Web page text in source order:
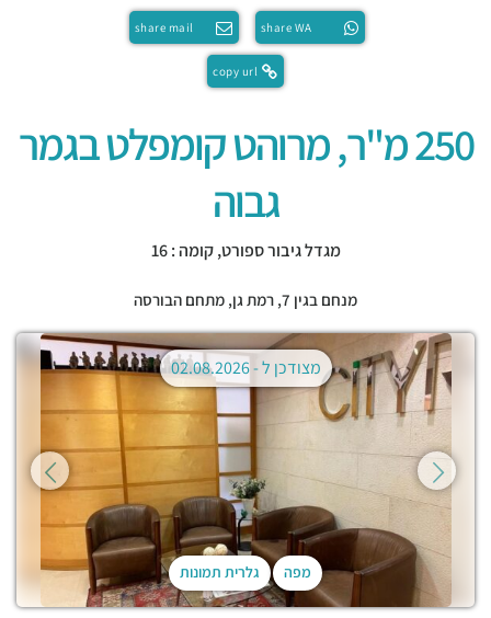
share WA
share mail
copy url
250 מ"ר, מרוהט קומפלט בגמר
גבוה
מגדל גיבור ספורט, קומה : 16
מנחם בגין 7, רמת גן, מתחם הבורסה
מפה גלרית תמונות
מצודכן ל -02.08.2026